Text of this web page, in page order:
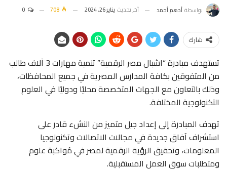
بواسطة أدهم أحمد آخر تحديث يناير 26, 2024
شارك
تستهدف مبادرة “اشبال مصر الرقمية” تنمية مهارات 3 آلاف طالب
من المتفوقين بكافة المدارس المصرية في جميع المحافظات،
وذلك بالتعاون مع الجهات المتخصصة محليًا ودوليًا في العلوم
التكنولوجية المختلفة.
تهدف المبادرة إلىإعداد جيل متميز من النشء قادر على
استشراف آفاق جديدة في مجالات الاتصالات وتكنولوجيا
المعلومات، وتحقيق الرؤية الرقمية لمصر في مُواكبة علوم
ومتطلبات سوق العمل المستقبلية.